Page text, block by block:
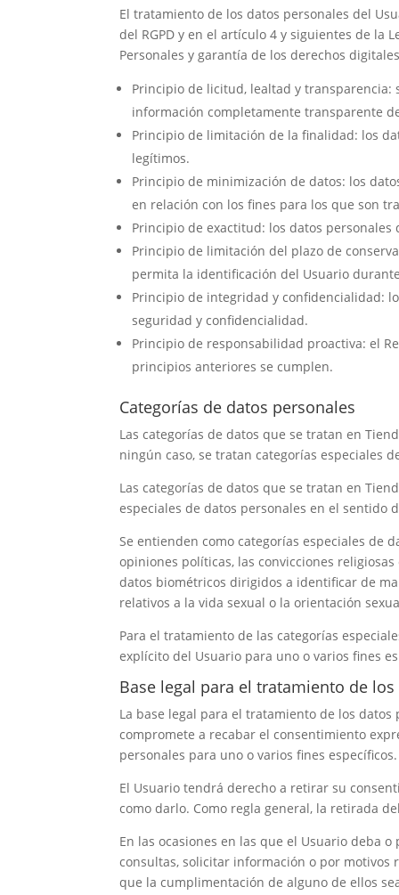
El tratamiento de los datos personales del
del RGPD y en el artículo 4 y siguientes de la
Personales y garantía de los derechos
Principio de licitud, lealtad y
información completamente transparente
Principio de limitación de la finalidad: los
legítimos.
Principio de minimización de datos: los
en relación con los fines para los que son
Principio de exactitud: los datos
Principio de limitación del plazo de
permita la identificación del Usuario
Principio de integridad y confidencialidad:
seguridad y confidencialidad.
Principio de responsabilidad proactiva: el
principios anteriores se cumplen.
Categorías de datos personales
Las categorías de datos que se tratan en
ningún caso, se tratan categorías especiales
Las categorías de datos que se tratan en
especiales de datos personales en el sentido
Se entienden como categorías especiales de
opiniones políticas, las convicciones
datos biométricos dirigidos a identificar de
relativos a la vida sexual o la orientación
Para el tratamiento de las categorías
explícito del Usuario para uno o varios fines
Base legal para el tratamiento de
La base legal para el tratamiento de los
compromete a recabar el consentimiento
personales para uno o varios fines específicos.
El Usuario tendrá derecho a retirar su
como darlo. Como regla general, la retirada
En las ocasiones en las que el Usuario deba
consultas, solicitar información o por motivos
que la cumplimentación de alguno de ellos